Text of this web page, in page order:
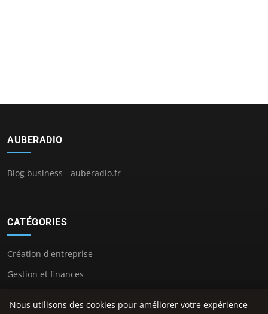
AUBERADIO
Blog business - auberadio.fr
CATÉGORIES
Création d'entreprise
Gestion et finances
Nous utilisons des cookies pour améliorer votre expérience